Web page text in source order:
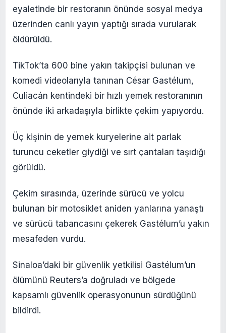
eyaletinde bir restoranın önünde sosyal medya
üzerinden canlı yayın yaptığı sırada vurularak
öldürüldü.
TikTok’ta 600 bine yakın takipçisi bulunan ve
komedi videolarıyla tanınan César Gastélum,
Culiacán kentindeki bir hızlı yemek restoranının
önünde iki arkadaşıyla birlikte çekim yapıyordu.
Üç kişinin de yemek kuryelerine ait parlak
turuncu ceketler giydiği ve sırt çantaları taşıdığı
görüldü.
Çekim sırasında, üzerinde sürücü ve yolcu
bulunan bir motosiklet aniden yanlarına yanaştı
ve sürücü tabancasını çekerek Gastélum’u yakın
mesafeden vurdu.
Sinaloa’daki bir güvenlik yetkilisi Gastélum’un
ölümünü Reuters’a doğruladı ve bölgede
kapsamlı güvenlik operasyonunun sürdüğünü
bildirdi.